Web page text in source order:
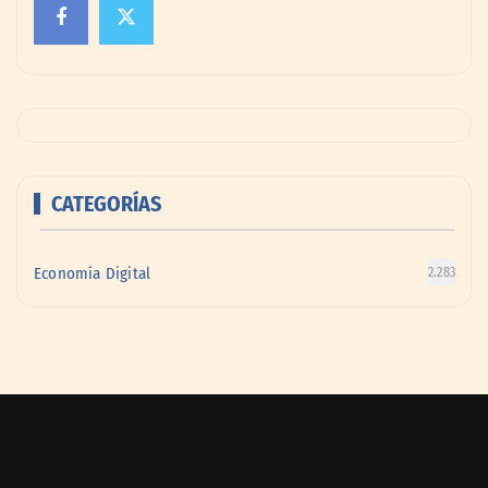
CATEGORÍAS
Economía Digital 2.283